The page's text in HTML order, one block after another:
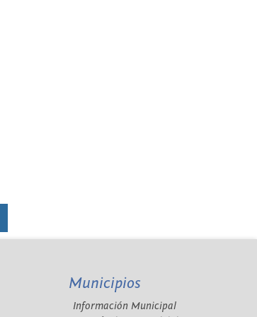
Municipios
Información Municipal